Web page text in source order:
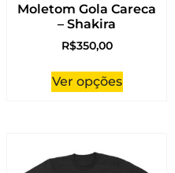
Moletom Gola Careca
– Shakira
R$350,00
Ver opções